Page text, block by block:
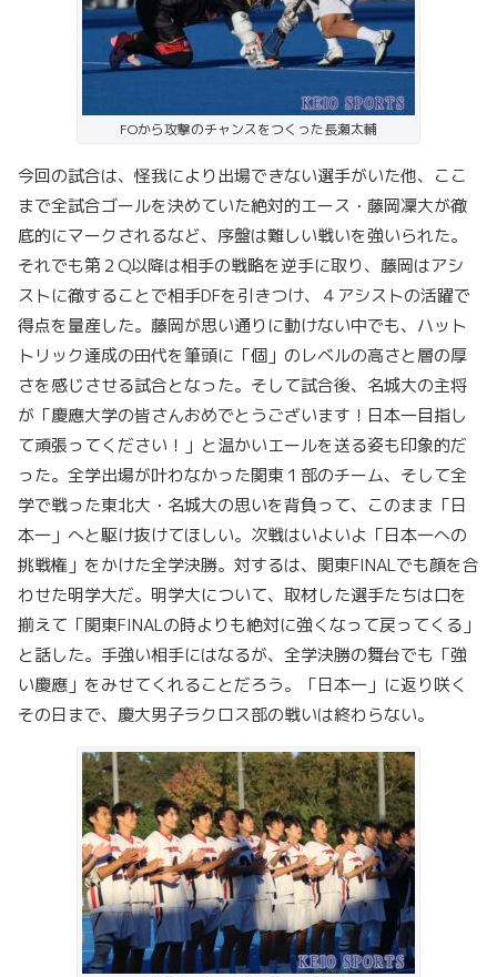
FOから攻撃のチャンスをつくった長瀬太輔
今回の試合は、怪我により出場できない選手がいた他、ここ
まで全試合ゴールを決めていた絶対的エース・藤岡凜大が徹
底的にマークされるなど、序盤は難しい戦いを強いられた。
それでも第２Q以降は相手の戦略を逆手に取り、藤岡はアシ
ストに徹することで相手DFを引きつけ、４アシストの活躍で
得点を量産した。藤岡が思い通りに動けない中でも、ハット
トリック達成の田代を筆頭に「個」のレベルの高さと層の厚
さを感じさせる試合となった。そして試合後、名城大の主将
が「慶應大学の皆さんおめでとうございます！日本一目指し
て頑張ってください！」と温かいエールを送る姿も印象的だ
った。全学出場が叶わなかった関東１部のチーム、そして全
学で戦った東北大・名城大の思いを背負って、このまま「日
本一」へと駆け抜けてほしい。次戦はいよいよ「日本一への
挑戦権」をかけた全学決勝。対するは、関東FINALでも顔を合
わせた明学大だ。明学大について、取材した選手たちは口を
揃えて「関東FINALの時よりも絶対に強くなって戻ってくる」
と話した。手強い相手にはなるが、全学決勝の舞台でも「強
い慶應」をみせてくれることだろう。「日本一」に返り咲く
その日まで、慶大男子ラクロス部の戦いは終わらない。